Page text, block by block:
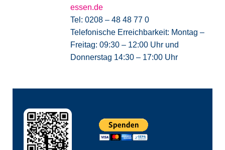
essen.de
Tel: 0208 – 48 48 77 0
Telefonische Erreichbarkeit: Montag –
Freitag: 09:30 – 12:00 Uhr und
Donnerstag 14:30 – 17:00 Uhr